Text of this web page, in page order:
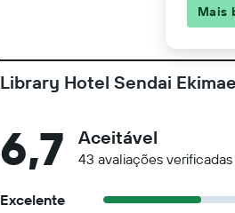
Library Hotel Sendai
6,7 Aceitável
43 avaliações verificadas
Excelente
Mais